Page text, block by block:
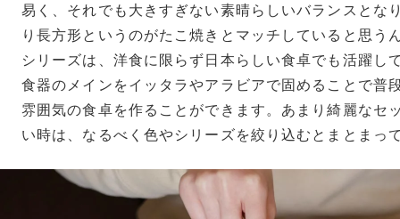
易く、それでも大きすぎない素晴らしいバランスとな
り長方形というのがたこ焼きとマッチしていると思う
シリーズは、洋食に限らず日本らしい食卓でも活躍し
食器のメインをイッタラやアラビアで固めることで普
雰囲気の食卓を作ることができます。あまり綺麗なセ
い時は、なるべく色やシリーズを絞り込むとまとまっ